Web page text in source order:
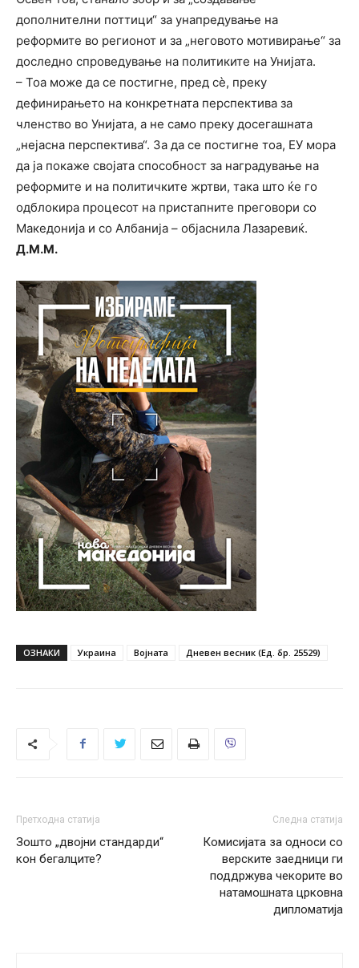
дополнителни поттици“ за унапредување на
реформите во регионот и за „неговото мотивирање“ за
доследно спроведување на политиките на Унијата.
– Тоа може да се постигне, пред сѐ, преку
дефинирањето на конкретната перспектива за
членство во Унијата, а не само преку досегашната
„нејасна перспектива“. За да се постигне тоа, ЕУ мора
да ја покаже својата способност за наградување на
реформите и на политичките жртви, така што ќе го
одблокира процесот на пристапните преговори со
Македонија и со Албанија – објаснила Лазаревиќ.
Д.М.М.
ОЗНАКИ Украина Војната Дневен весник (Ед. бр. 25529)
Претходна статија
Зошто „двојни стандарди“
кон бегалците?
Следна статија
Комисијата за односи со
верските заедници ги
поддржува чекорите во
натамошната црковна
дипломатија